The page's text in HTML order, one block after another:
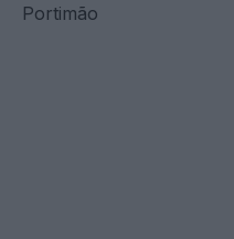
Portimão